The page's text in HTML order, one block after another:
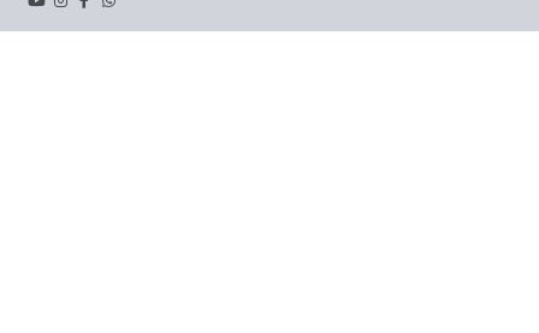
YouTubeInstagram
Facebook
Whatsapp